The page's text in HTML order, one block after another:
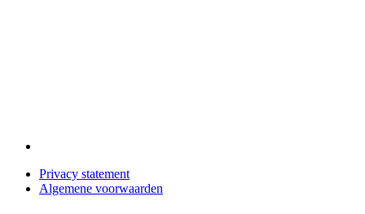
Privacy statement
Algemene voorwaarden